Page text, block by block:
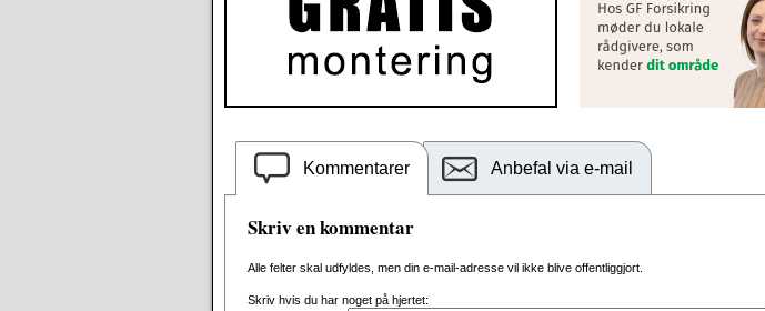
Kommentarer Anbefal via e-mail
Skriv en kommentar
Alle felter skal udfyldes, men din e-mail-adresse vil ikke blive offentliggjort.
Skriv hvis du har noget på hjertet: